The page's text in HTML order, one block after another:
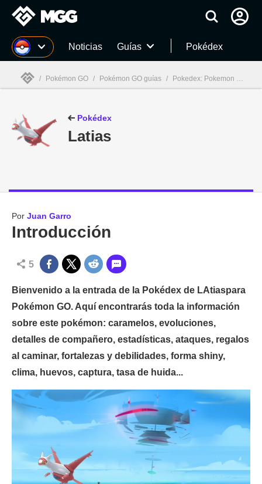
MGG Noticias Guías Pokédex
MGG
/ Pokémon GO / Pokémon GO guías / Pokedex: Pokemon GO
Pokédex
Latias
Por Juan Garro
Introducción
5
Bienvenido a la entrada de la Pokédex de LAtiaspara
Pokémon GO. Aquí encontrarás toda la información
sobre este pokémon: caramelos, evoluciones,
detalles de compañero, estadísticas, ataques, regalos
al caminar, fortalezas y debilidades, forma shiny,
clima, huevos, captura, tasa de huida...